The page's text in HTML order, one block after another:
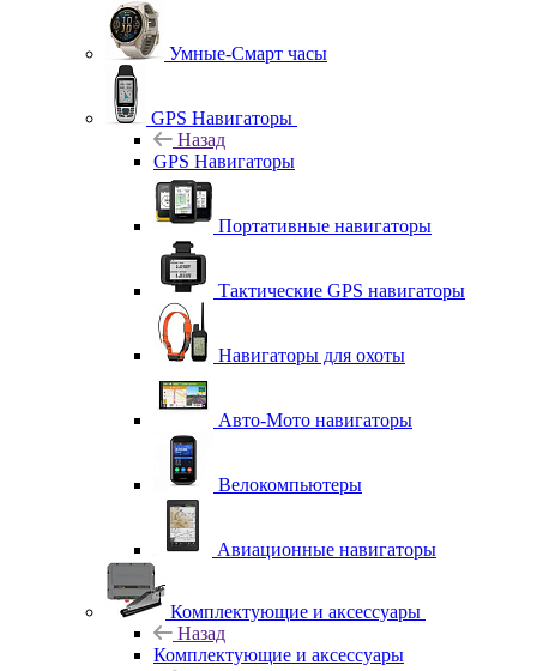
Умные-Смарт часы
GPS Навигаторы
Назад
GPS Навигаторы
Портативные навигаторы
Тактические GPS навигаторы
Навигаторы для охоты
Авто-Мото навигаторы
Велокомпьютеры
Авиационные навигаторы
Комплектующие и аксессуары
Назад
Комплектующие и аксессуары